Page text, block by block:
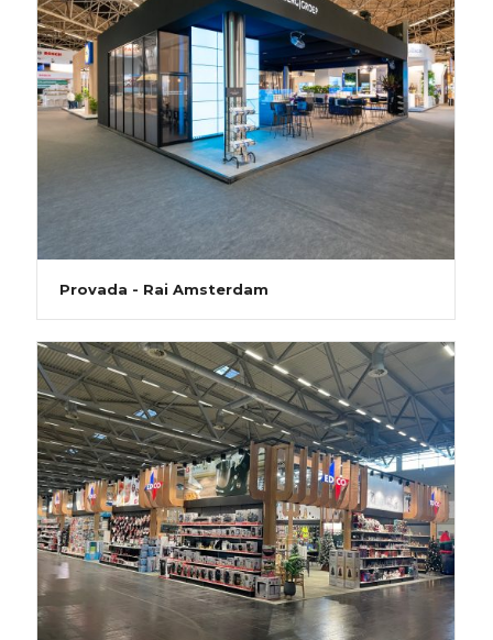
Provada - Rai Amsterdam